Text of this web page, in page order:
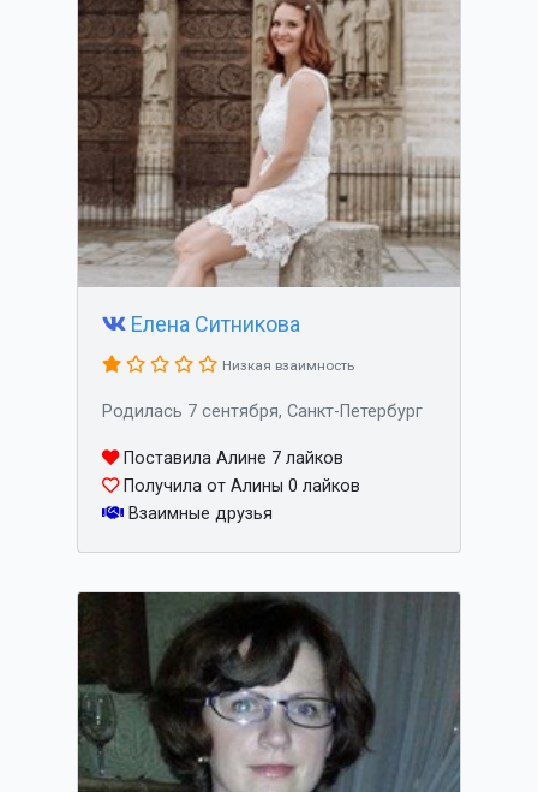
Елена Ситникова
Низкая взаимность
Родилась 7 сентября, Санкт-Петербург
Поставила Алине 7 лайков
Получила от Алины 0 лайков
Взаимные друзья